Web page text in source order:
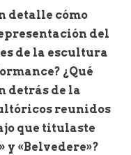
detalle cómo
del
de la escultura
¿Qué
detrás de la
reunidos
que titulaste
y «Belvedere»?